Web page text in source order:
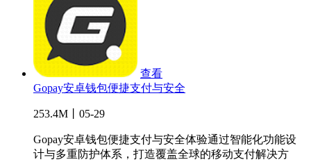
查看
Gopay安卓钱包便捷支付与安全
253.4M丨05-29
Gopay安卓钱包便捷支付与安全体验通过智能化功能设
计与多重防护体系，打造覆盖全球的移动支付解决方